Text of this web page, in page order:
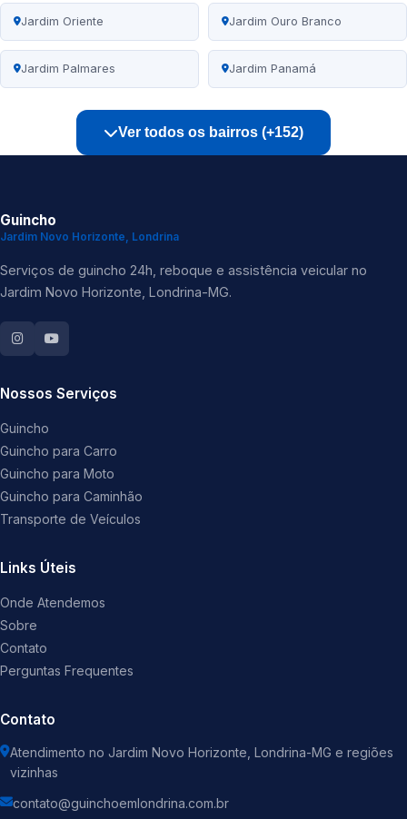
Jardim Oriente Jardim Ouro Branco
Jardim Palmares Jardim Panamá
Ver todos os bairros (+152)
Guincho
Jardim Novo Horizonte, Londrina
Serviços de guincho 24h, reboque e assistência veicular no
Jardim Novo Horizonte, Londrina-MG.
Nossos Serviços
Guincho
Guincho para Carro
Guincho para Moto
Guincho para Caminhão
Transporte de Veículos
Links Úteis
Onde Atendemos
Sobre
Contato
Perguntas Frequentes
Contato
Atendimento no Jardim Novo Horizonte, Londrina-MG e regiões
vizinhas
contato@guinchoemlondrina.com.br